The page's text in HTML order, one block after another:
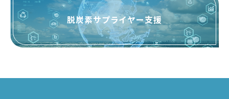
脱炭素サプライヤー支援